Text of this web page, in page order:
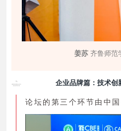
姜苏 齐鲁师范
企业品牌篇：技术创
论坛的第三个环节由中